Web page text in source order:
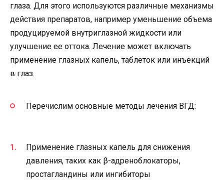
глаза. Для этого используются различные механизмы
действия препаратов, например уменьшение объема
продуцируемой внутриглазной жидкости или
улучшение ее оттока. Лечение может включать
применение глазных капель, таблеток или инъекций
в глаз.
Перечислим основные методы лечения ВГД:
Применение глазных капель для снижения
давления, таких как β-адреноблокаторы,
простагландины или ингибиторы